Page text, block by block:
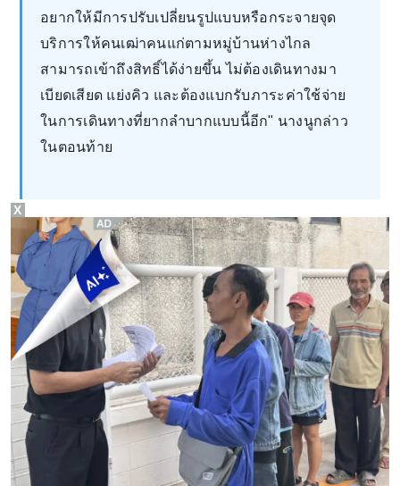
อยากให้มีการปรับเปลี่ยนรูปแบบหรือกระจายจุด
บริการให้คนเฒ่าคนแก่ตามหมู่บ้านห่างไกล
สามารถเข้าถึงสิทธิ์ได้ง่ายขึ้น ไม่ต้องเดินทางมา
เบียดเสียด แย่งคิว และต้องแบกรับภาระค่าใช้จ่าย
ในการเดินทางที่ยากลำบากแบบนี้อีก" นางนูกล่าว
ในตอนท้าย
X